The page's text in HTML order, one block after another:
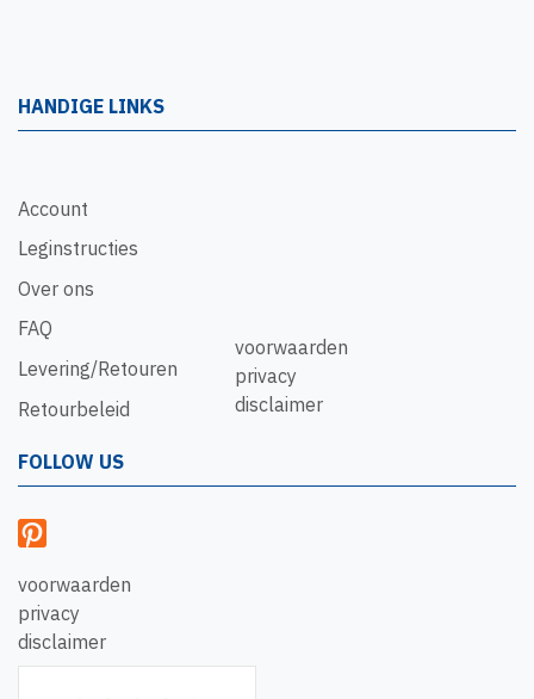
HANDIGE LINKS
Account
Leginstructies
Over ons
FAQ
Levering/Retouren
Retourbeleid
voorwaarden
privacy
disclaimer
FOLLOW US
voorwaarden
privacy
disclaimer